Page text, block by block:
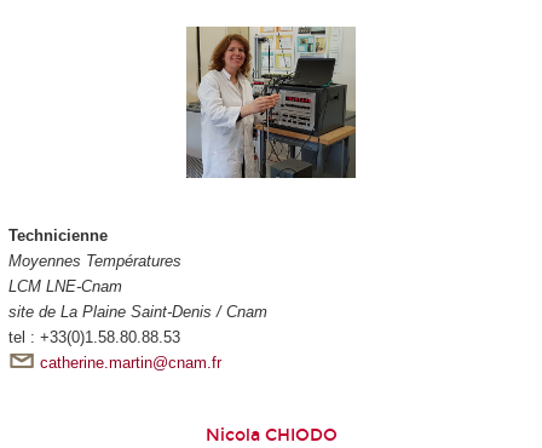
Technicienne
Moyennes Températures
LCM LNE-Cnam
site de La Plaine Saint-Denis / Cnam
tel : +33(0)1.58.80.88.53
catherine.martin@cnam.fr
Nicola CHIODO